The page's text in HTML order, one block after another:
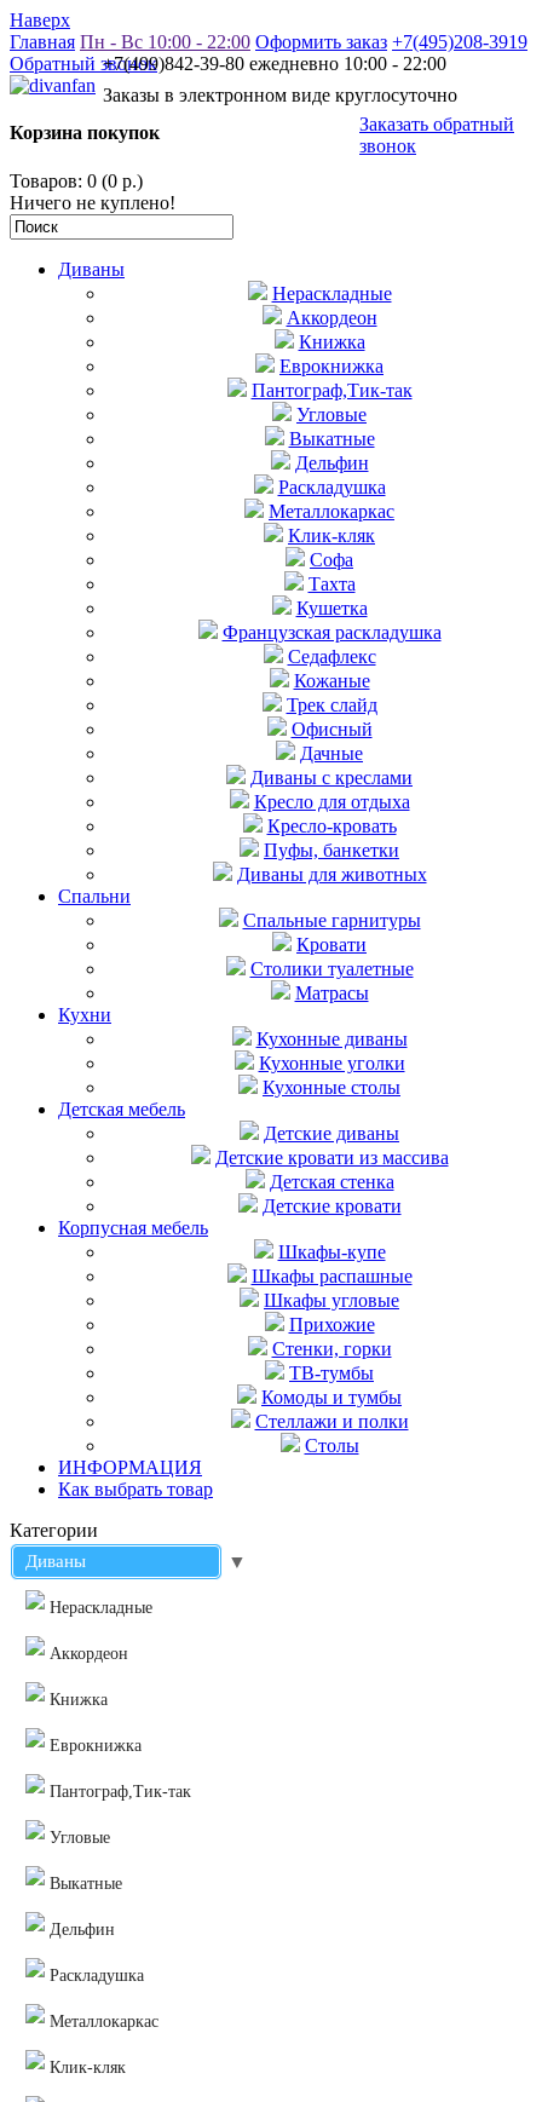
Наверх
Заказать обратный
звонок
+7(499)842-39-80 ежедневно 10:00 - 22:00
Заказы в электронном виде круглосуточно
Главная Пн - Вс 10:00 - 22:00 Оформить заказ +7(495)208-3919
Обратный звонок
Корзина покупок
Товаров: 0 (0 р.)
Ничего не куплено!
Диваны
Нераскладные
Аккордеон
Книжка
Еврокнижка
Пантограф,Тик-так
Угловые
Выкатные
Дельфин
Раскладушка
Металлокаркас
Клик-кляк
Софа
Тахта
Кушетка
Французская раскладушка
Седафлекс
Кожаные
Трек слайд
Офисный
Дачные
Диваны с креслами
Кресло для отдыха
Кресло-кровать
Пуфы, банкетки
Диваны для животных
Спальни
Cпальные гарнитуры
Кровати
Столики туалетные
Матрасы
Кухни
Кухонные диваны
Кухонные уголки
Кухонные столы
Детская мебель
Детские диваны
Детские кровати из массива
Детская стенка
Детские кровати
Корпусная мебель
Шкафы-купе
Шкафы распашные
Шкафы угловые
Прихожие
Стенки, горки
ТВ-тумбы
Комоды и тумбы
Стеллажи и полки
Столы
ИНФОРМАЦИЯ
Как выбрать товар
Категории
Диваны ▼
Нераскладные
Аккордеон
Книжка
Еврокнижка
Пантограф,Тик-так
Угловые
Выкатные
Дельфин
Раскладушка
Металлокаркас
Клик-кляк